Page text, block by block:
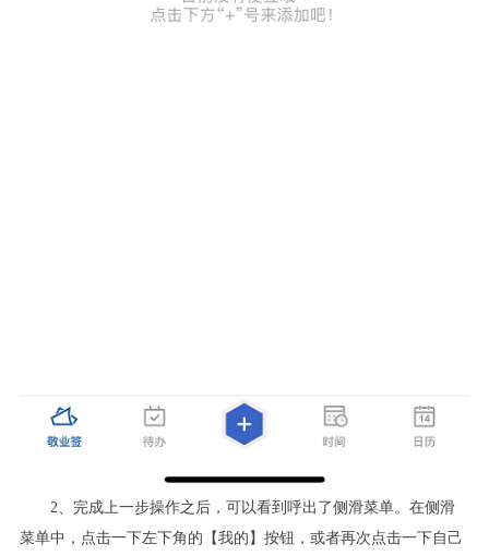
2 、完成上一步操作之后，可以看到呼出了侧滑菜单。在侧滑
菜单中，点击一下左下角的【我的】按钮，或者再次点击一下自己